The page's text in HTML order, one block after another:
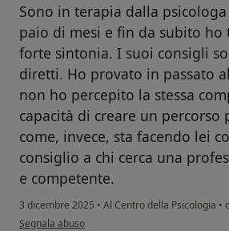
Sono in terapia dalla
paio di mesi e fin da subito ho
forte sintonia. I suoi consigli
diretti. Ho provato in passato
non ho percepito la stessa
capacità di creare un percorso
come, invece, sta facendo lei
consiglio a chi cerca una
e competente.
3 dicembre 2025 • Al Centro della Psicologia •
secondo l'opinione dell'utente M.A.
Segnala abuso